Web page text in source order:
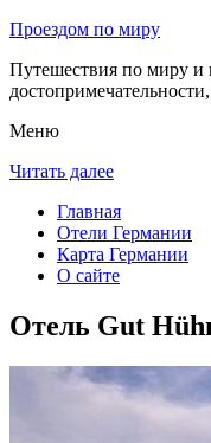
Проездом по миру
Путешествия по миру и
Меню
Читать далее
Главная
Отели Германии
Карта Германии
О сайте
Отель Gut